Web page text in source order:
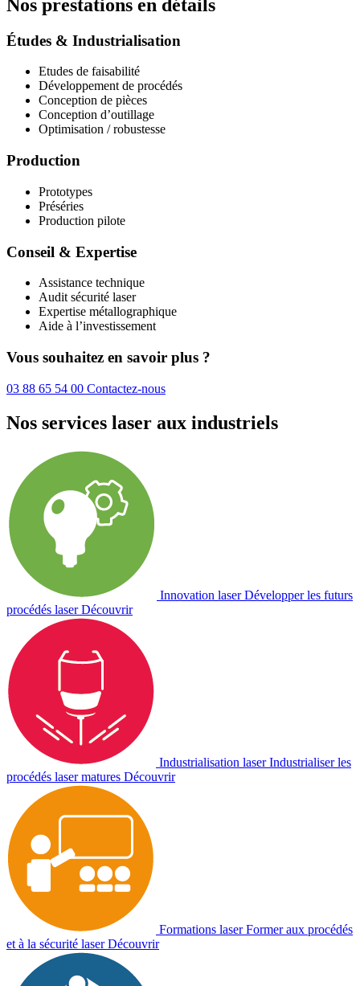
Nos prestations en détails
Études & Industrialisation
Etudes de faisabilité
Développement de procédés
Conception de pièces
Conception d’outillage
Optimisation / robustesse
Production
Prototypes
Préséries
Production pilote
Conseil & Expertise
Assistance technique
Audit sécurité laser
Expertise métallographique
Aide à l’investissement
Vous souhaitez en savoir plus ?
03 88 65 54 00 Contactez-nous
Nos services laser aux industriels
Innovation laser Développer les futurs
procédés laser Découvrir
Industrialisation laser Industrialiser les
procédés laser matures Découvrir
Formations laser Former aux procédés
et à la sécurité laser Découvrir